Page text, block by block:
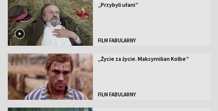
„Przybyli ułani”
FILM FABULARNY
„Życie za życie. Maksymilian Kolbe”
FILM FABULARNY